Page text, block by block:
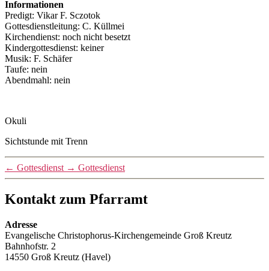
Informationen
Predigt: Vikar F. Sczotok
Gottesdienstleitung: C. Küllmei
Kirchendienst: noch nicht besetzt
Kindergottesdienst: keiner
Musik: F. Schäfer
Taufe: nein
Abendmahl: nein
Okuli
Sichtstunde mit Trenn
← Gottesdienst → Gottesdienst
Kontakt zum Pfarramt
Adresse
Evangelische Christophorus-Kirchengemeinde Groß Kreutz
Bahnhofstr. 2
14550 Groß Kreutz (Havel)